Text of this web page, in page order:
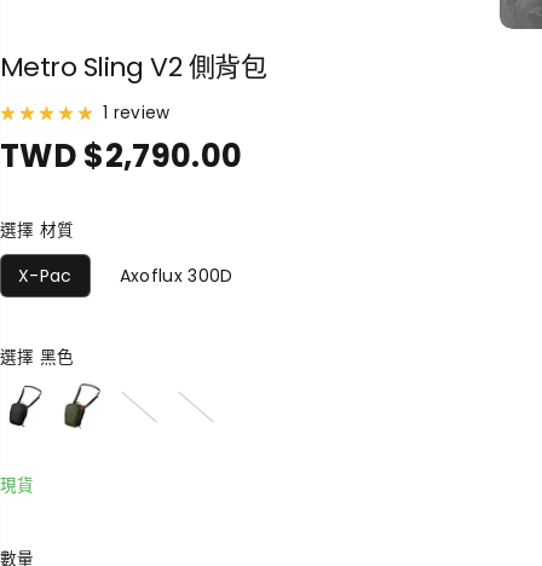
Metro Sling V2 側背包
1 review
正
價
格
TWD $2,790.00
選擇 材質
X-Pac Axoflux 300D
選擇黑色
現貨
數量